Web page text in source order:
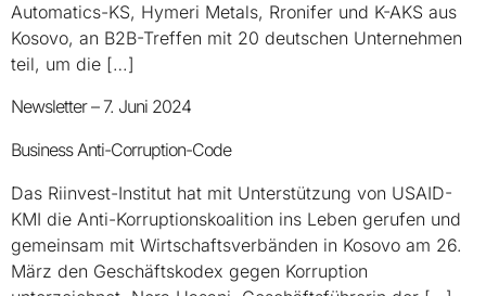
Automatics-KS, Hymeri Metals, Rronifer und K-AKS aus
Kosovo, an B2B-Treffen mit 20 deutschen Unternehmen
teil, um die […]
Newsletter – 7. Juni 2024
Business Anti-Corruption-Code
Das Riinvest-Institut hat mit Unterstützung von USAID-
KMI die Anti-Korruptionskoalition ins Leben gerufen und
gemeinsam mit Wirtschaftsverbänden in Kosovo am 26.
März den Geschäftskodex gegen Korruption